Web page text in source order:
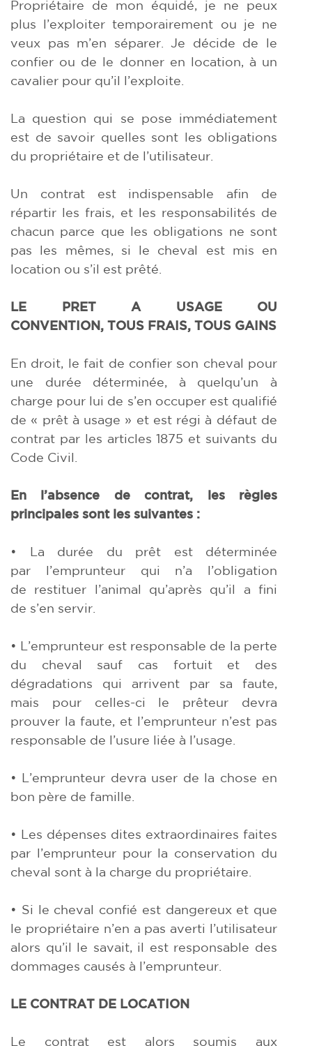
Propriétaire de mon équidé, je ne peux
plus l’exploiter temporairement ou je ne
veux pas m’en séparer. Je décide de le
confier ou de le donner en location, à un
cavalier pour qu’il l’exploite.
La question qui se pose immédiatement
est de savoir quelles sont les obligations
du propriétaire et de l’utilisateur.
Un contrat est indispensable afin de
répartir les frais, et les responsabilités de
chacun parce que les obligations ne sont
pas les mêmes, si le cheval est mis en
location ou s’il est prêté.
LE PRET A USAGE OU
CONVENTION, TOUS FRAIS, TOUS GAINS
En droit, le fait de confier son cheval pour
une durée déterminée, à quelqu’un à
charge pour lui de s’en occuper est qualifié
de « prêt à usage » et est régi à défaut de
contrat par les articles 1875 et suivants du
Code Civil.
En l’absence de contrat, les règles
principales sont les suivantes :
• La durée du prêt est déterminée
par l’emprunteur qui n’a l’obligation
de restituer l’animal qu’après qu’il a fini
de s’en servir.
• L’emprunteur est responsable de la perte
du cheval sauf cas fortuit et des
dégradations qui arrivent par sa faute,
mais pour celles-ci le prêteur devra
prouver la faute, et l’emprunteur n’est pas
responsable de l’usure liée à l’usage.
• L’emprunteur devra user de la chose en
bon père de famille.
• Les dépenses dites extraordinaires faites
par l’emprunteur pour la conservation du
cheval sont à la charge du propriétaire.
• Si le cheval confié est dangereux et que
le propriétaire n’en a pas averti l’utilisateur
alors qu’il le savait, il est responsable des
dommages causés à l’emprunteur.
LE CONTRAT DE LOCATION
Le contrat est alors soumis aux